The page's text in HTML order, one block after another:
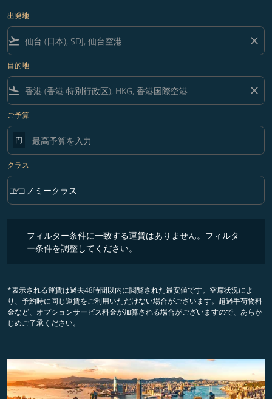
出発地
flight_takeoff close
目的地
flight_land close
ご予算
円
クラス
クラス option エコノミークラス Selected
エコノミークラス
keyboard_arrow_down
フィルター条件に一致する運賃はありません。フィルタ
ー条件を調整してください。
*表示される運賃は過去48時間以内に閲覧された最安値です。空席状況によ
り、予約時に同じ運賃をご利用いただけない場合がございます。超過手荷物料
金など、オプションサービス料金が加算される場合がございますので、あらか
じめご了承ください。